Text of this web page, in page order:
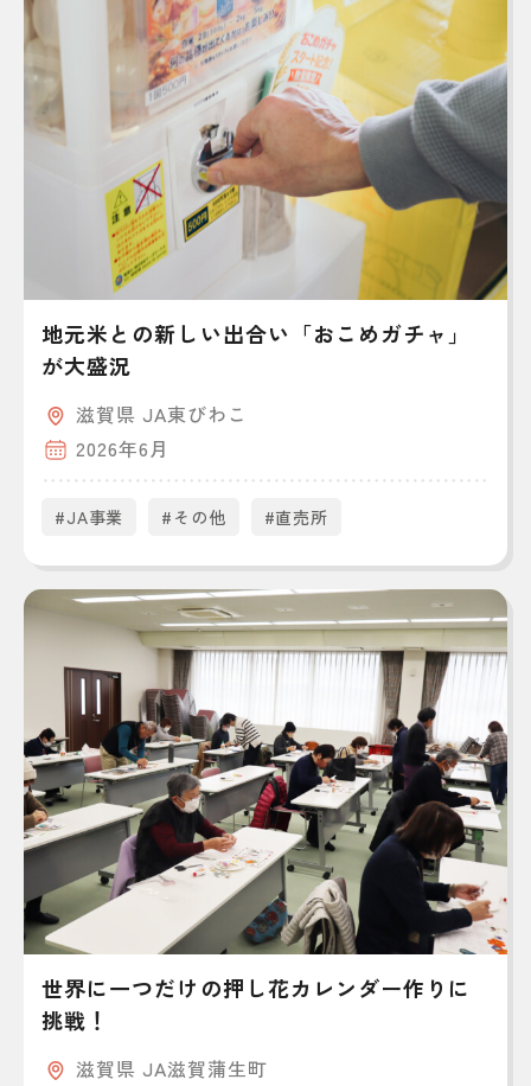
地元米との新しい出合い「おこめガチャ」
が大盛況
滋賀県 JA東びわこ
2026年6月
#JA事業 #その他 #直売所
世界に一つだけの押し花カレンダー作りに
挑戦！
滋賀県 JA滋賀蒲生町